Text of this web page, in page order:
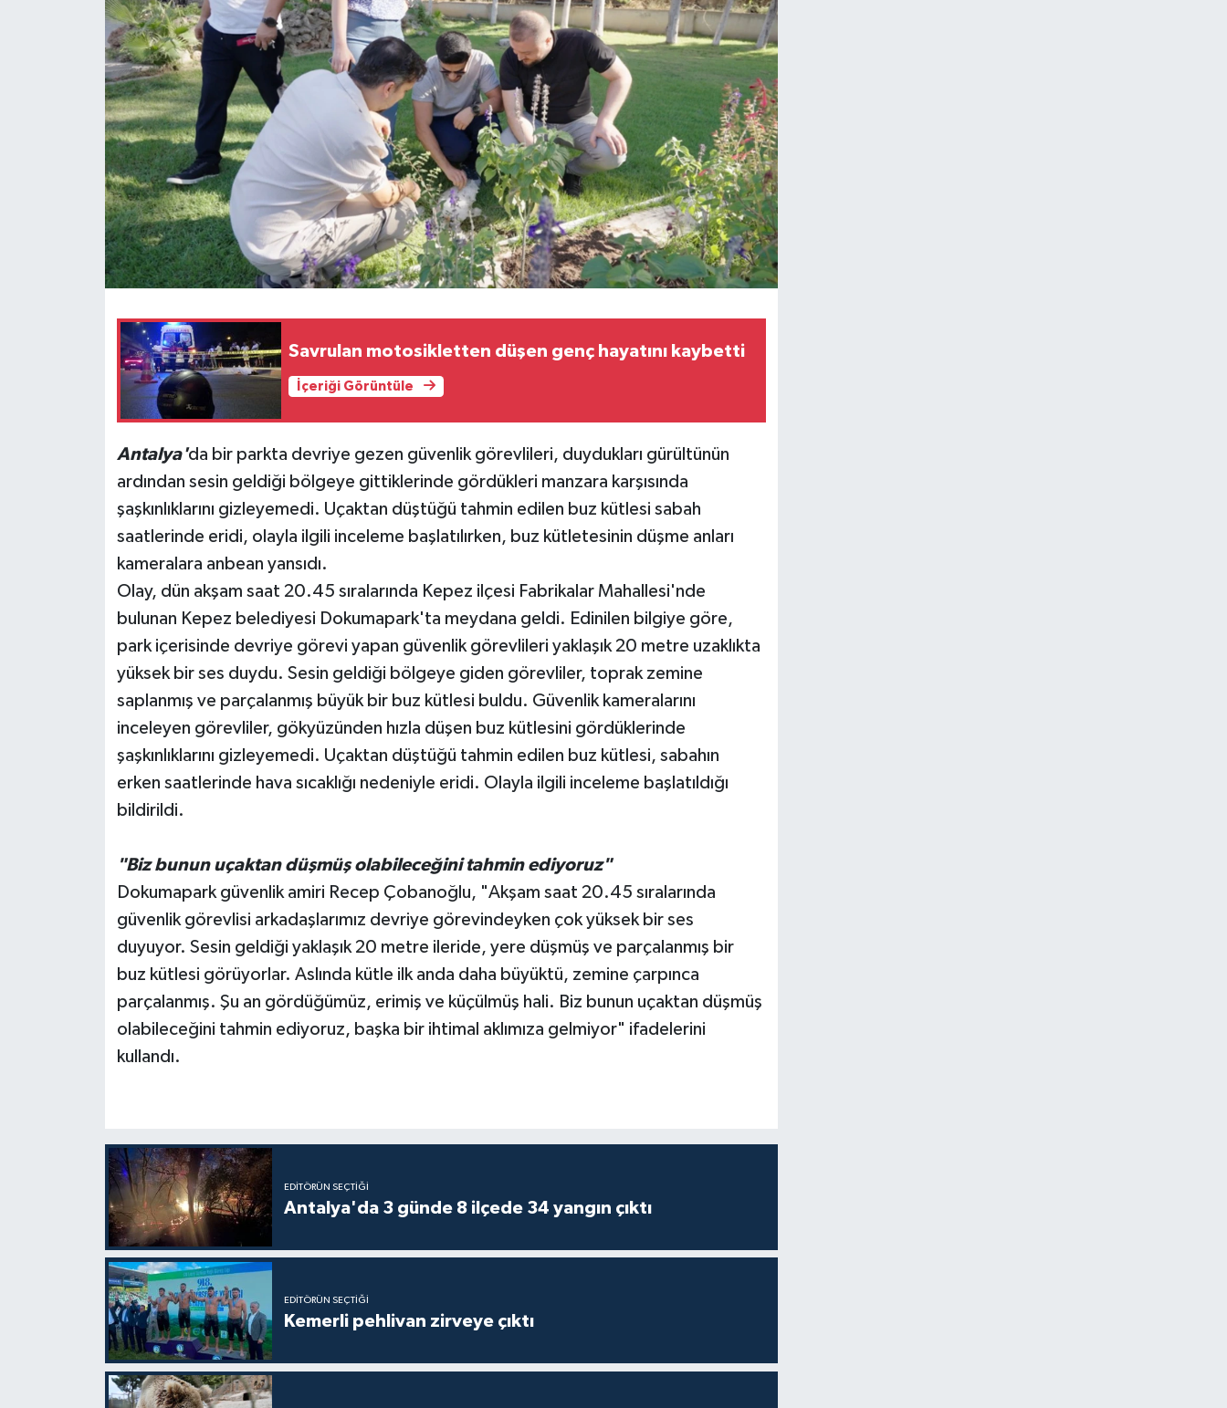
Savrulan motosikletten düşen genç hayatını kaybetti
İçeriği Görüntüle
Antalya'da bir parkta devriye gezen güvenlik görevlileri, duydukları gürültünün
ardından sesin geldiği bölgeye gittiklerinde gördükleri manzara karşısında
şaşkınlıklarını gizleyemedi. Uçaktan düştüğü tahmin edilen buz kütlesi sabah
saatlerinde eridi, olayla ilgili inceleme başlatılırken, buz kütletesinin düşme anları
kameralara anbean yansıdı.
Olay, dün akşam saat 20.45 sıralarında Kepez ilçesi Fabrikalar Mahallesi'nde
bulunan Kepez belediyesi Dokumapark'ta meydana geldi. Edinilen bilgiye göre,
park içerisinde devriye görevi yapan güvenlik görevlileri yaklaşık 20 metre uzaklıkta
yüksek bir ses duydu. Sesin geldiği bölgeye giden görevliler, toprak zemine
saplanmış ve parçalanmış büyük bir buz kütlesi buldu. Güvenlik kameralarını
inceleyen görevliler, gökyüzünden hızla düşen buz kütlesini gördüklerinde
şaşkınlıklarını gizleyemedi. Uçaktan düştüğü tahmin edilen buz kütlesi, sabahın
erken saatlerinde hava sıcaklığı nedeniyle eridi. Olayla ilgili inceleme başlatıldığı
bildirildi.
"Biz bunun uçaktan düşmüş olabileceğini tahmin ediyoruz"
Dokumapark güvenlik amiri Recep Çobanoğlu, "Akşam saat 20.45 sıralarında
güvenlik görevlisi arkadaşlarımız devriye görevindeyken çok yüksek bir ses
duyuyor. Sesin geldiği yaklaşık 20 metre ileride, yere düşmüş ve parçalanmış bir
buz kütlesi görüyorlar. Aslında kütle ilk anda daha büyüktü, zemine çarpınca
parçalanmış. Şu an gördüğümüz, erimiş ve küçülmüş hali. Biz bunun uçaktan düşmüş
olabileceğini tahmin ediyoruz, başka bir ihtimal aklımıza gelmiyor" ifadelerini
kullandı.
EDITÖRÜN SEÇTIĞI
Antalya'da 3 günde 8 ilçede 34 yangın çıktı
EDITÖRÜN SEÇTIĞI
Kemerli pehlivan zirveye çıktı
Haberler
KANALV Spor
Kültür Sanat
Magazin
Öğle Bülteni
Sosyal medya